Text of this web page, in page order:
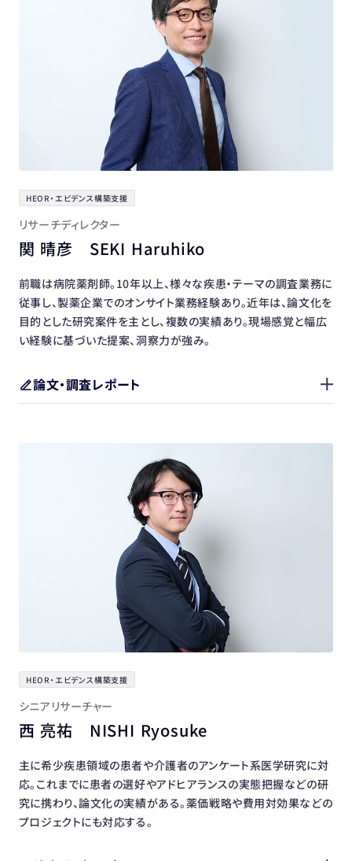
HEOR・エビデンス構築支援
リサーチディレクター
関 晴彦 SEKI Haruhiko
前職は病院薬剤師。10年以上、様々な疾患・テーマの調査業務に
従事し、製薬企業でのオンサイト業務経験あり。近年は、論文化を
目的とした研究案件を主とし、複数の実績あり。現場感覚と幅広
い経験に基づいた提案、洞察力が強み。
論文・調査レポート
HEOR・エビデンス構築支援
シニアリサーチャー
西 亮祐 NISHI Ryosuke
主に希少疾患領域の患者や介護者のアンケート系医学研究に対
応。これまでに患者の選好やアドヒアランスの実態把握などの研
究に携わり、論文化の実績がある。薬価戦略や費用対効果などの
プロジェクトにも対応する。